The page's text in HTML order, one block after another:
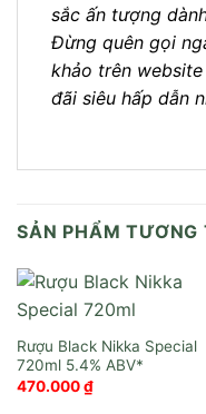
sắc ấn tượng
Đừng quên gọi
khảo trên
đãi siêu hấp dẫn
SẢN PHẨM TƯƠNG
Rượu Black Nikka Special
720ml
470.000₫